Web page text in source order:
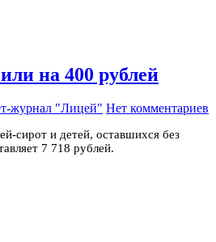
на 400 рублей
журнал "Лицей" Нет комментариев
сирот и детей, оставшихся без
7 718 рублей.